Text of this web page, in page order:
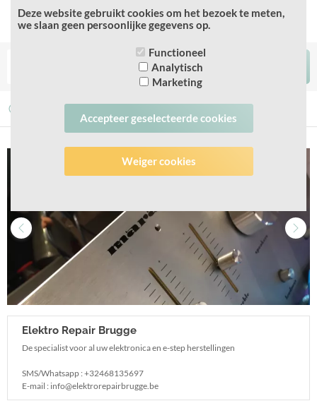
Veilige betaling
Snelle service
Snel herstel
Elektro Repair Brugge
De specialist voor al uw elektronica en e-step herstellingen
SMS/Whatsapp : +32468135697
E-mail : info@elektrorepairbrugge.be
Deze website gebruikt cookies om het bezoek te meten,
we slaan geen persoonlijke gegevens op.
Functioneel
Analytisch
Marketing
Accepteer geselecteerde cookies
Weiger cookies